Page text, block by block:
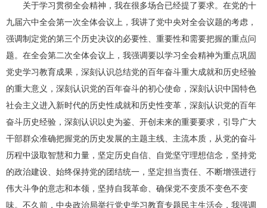
关于学习贯彻全会精神，我在很多场合已经提了要求。在党的十
九届六中全会第一次全体会议上，我讲了党中央对全会议题的考虑，
强调制定党的第三个历史决议的必要性、重要性和需要把握的重点问
题。在全会第二次全体会议上，我强调要以学习全会精神为重点巩固
党史学习教育成果，深刻认识总结党的百年奋斗重大成就和历史经验
的重大意义，深刻认识党的百年奋斗的初心使命，深刻认识中国特色
社会主义进入新时代的历史性成就和历史性变革，深刻认识党的百年
奋斗历史经验，深刻认识以史为鉴、开创未来的重要要求，引导广大
干部群众准确把握党的历史发展的主题主线、主流本质，从党的奋斗
历程中汲取智慧和力量，坚定历史自信、自觉坚守理想信念，坚持党
的政治建设、始终保持党的团结统一，坚定担当责任、不断增强进行
伟大斗争的意志和本领，坚持自我革命、确保党不变质不变色不变
味。不久前，中央政治局举行党史学习教育专题民主生活会，我强调